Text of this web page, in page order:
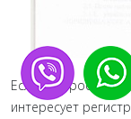
Если Вы
интересует